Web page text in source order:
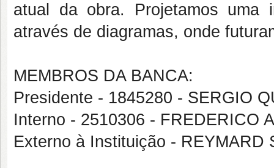
atual da obra. Projetamos uma
através de diagramas, onde
MEMBROS DA BANCA:
Presidente - 1845280 - SERGIO
Interno - 2510306 - FREDERICO
Externo à Instituição - REYMARD